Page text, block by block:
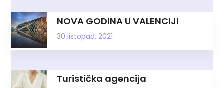
NOVA GODINA U VALENCIJI
30 listopad, 2021
Turistička agencija